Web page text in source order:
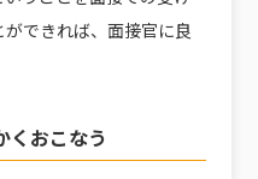
できれば、面接官に良
くおこなう